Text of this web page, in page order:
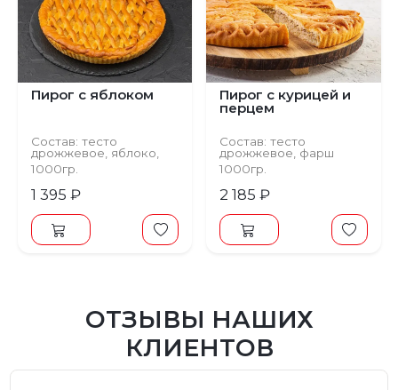
Пирог с яблоком
Состав: тесто
дрожжевое, яблоко,
корица
1000гр.
1 395 ₽
Пирог с курицей и
перцем
Состав: тесто
дрожжевое, фарш
куриный, перец
болгарский, лук
репчатый, масло
растительное
1000гр.
2 185 ₽
ОТЗЫВЫ НАШИХ
КЛИЕНТОВ